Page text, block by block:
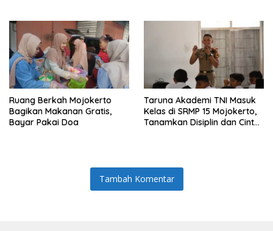
Ruang Berkah Mojokerto
Bagikan Makanan Gratis,
Bayar Pakai Doa
Taruna Akademi TNI Masuk
Kelas di SRMP 15 Mojokerto,
Tanamkan Disiplin dan Cinta
Tambah Komentar